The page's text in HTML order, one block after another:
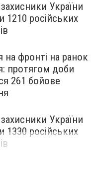
України
1210 російських
на фронті на ранок
протягом доби
261 бойове
України
1330 російських